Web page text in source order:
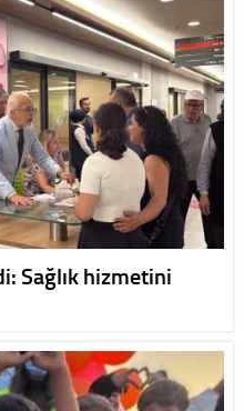
Sağlık hizmetini